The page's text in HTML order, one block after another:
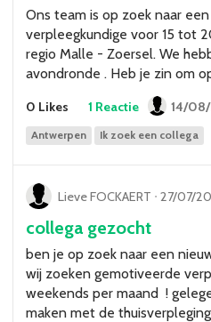
Ons team is op zoek naar
verpleegkundige voor 15 tot
regio Malle - Zoersel. We
avondronde . Heb je zin om
0 Likes 1 Reactie 14/08/
Antwerpen Ik zoek een collega
Lieve FOCKAERT ᐧ 27/07/
collega gezocht
ben je op zoek naar een
wij zoeken gemotiveerde
weekends per maand !
maken met de